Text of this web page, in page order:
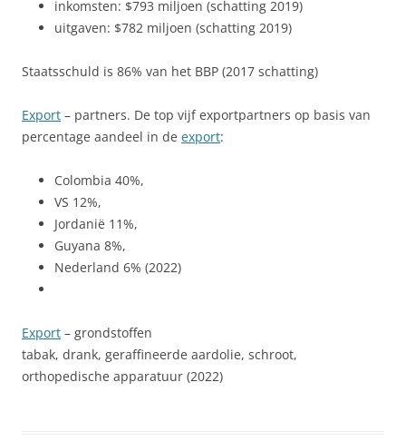
inkomsten: $793 miljoen (schatting 2019)
uitgaven: $782 miljoen (schatting 2019)
Staatsschuld is 86% van het BBP (2017 schatting)
Export – partners. De top vijf exportpartners op basis van
percentage aandeel in de export:
Colombia 40%,
VS 12%,
Jordanië 11%,
Guyana 8%,
Nederland 6% (2022)
Export – grondstoffen
tabak, drank, geraffineerde aardolie, schroot,
orthopedische apparatuur (2022)